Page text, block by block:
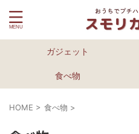
ガジェット
食べ物
HOME > 食べ物 >